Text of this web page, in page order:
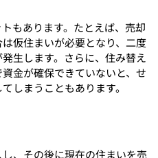
もあります。たとえば、売却
仮住まいが必要となり、二度
生します。さらに、住み替え
金が確保できていないと、せ
しまうこともあります。
、その後に現在の住まいを売